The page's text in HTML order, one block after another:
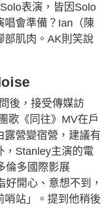
表演，皆因Solo
唱會準備？Ian（陳
部肌肉。AK則笑說
後，接受傳媒訪
歌《同往》MV在戶
露營變宿營，建議有
，Stanley主演的電
倫多國際影展
好開心、意想不到，
哨站」。提到他稍後